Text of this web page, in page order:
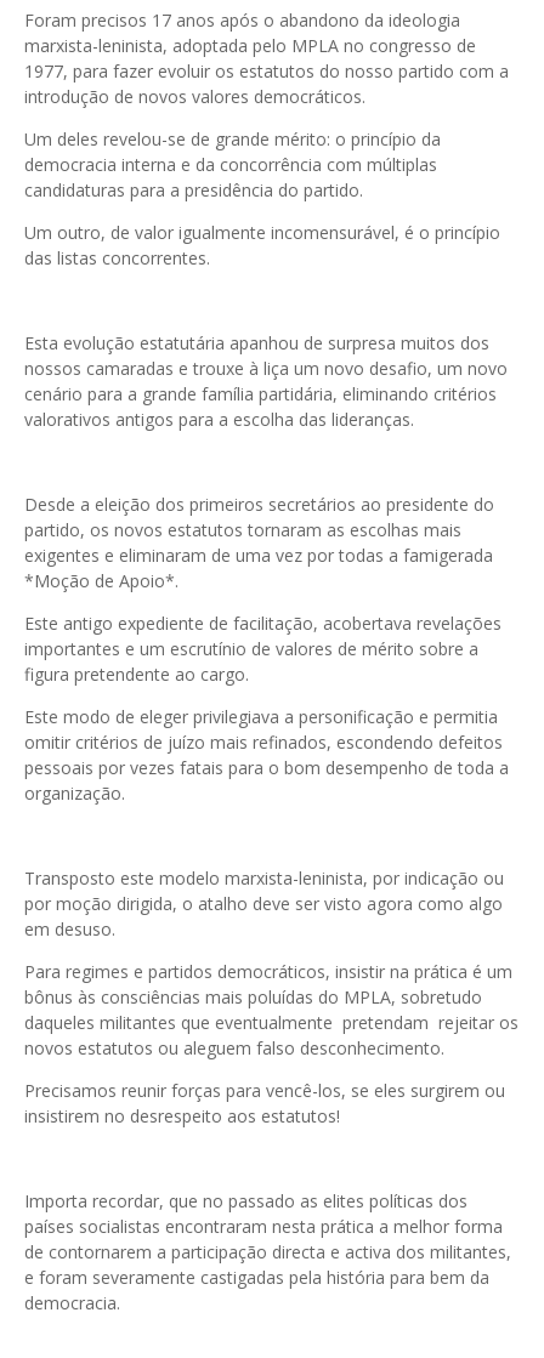
Foram precisos 17 anos após o abandono da ideologia
marxista-leninista, adoptada pelo MPLA no congresso de
1977, para fazer evoluir os estatutos do nosso partido com a
introdução de novos valores democráticos.
Um deles revelou-se de grande mérito: o princípio da
democracia interna e da concorrência com múltiplas
candidaturas para a presidência do partido.
Um outro, de valor igualmente incomensurável, é o princípio
das listas concorrentes.
Esta evolução estatutária apanhou de surpresa muitos dos
nossos camaradas e trouxe à liça um novo desafio, um novo
cenário para a grande família partidária, eliminando critérios
valorativos antigos para a escolha das lideranças.
Desde a eleição dos primeiros secretários ao presidente do
partido, os novos estatutos tornaram as escolhas mais
exigentes e eliminaram de uma vez por todas a famigerada
*Moção de Apoio*.
Este antigo expediente de facilitação, acobertava revelações
importantes e um escrutínio de valores de mérito sobre a
figura pretendente ao cargo.
Este modo de eleger privilegiava a personificação e permitia
omitir critérios de juízo mais refinados, escondendo defeitos
pessoais por vezes fatais para o bom desempenho de toda a
organização.
Transposto este modelo marxista-leninista, por indicação ou
por moção dirigida, o atalho deve ser visto agora como algo
em desuso.
Para regimes e partidos democráticos, insistir na prática é um
bônus às consciências mais poluídas do MPLA, sobretudo
daqueles militantes que eventualmente pretendam rejeitar os
novos estatutos ou aleguem falso desconhecimento.
Precisamos reunir forças para vencê-los, se eles surgirem ou
insistirem no desrespeito aos estatutos!
Importa recordar, que no passado as elites políticas dos
países socialistas encontraram nesta prática a melhor forma
de contornarem a participação directa e activa dos militantes,
e foram severamente castigadas pela história para bem da
democracia.